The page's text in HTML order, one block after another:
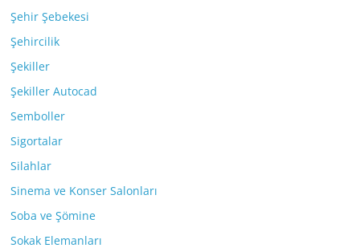
Şehir Şebekesi
Şehircilik
Şekiller
Şekiller Autocad
Semboller
Sigortalar
Silahlar
Sinema ve Konser Salonları
Soba ve Şömine
Sokak Elemanları